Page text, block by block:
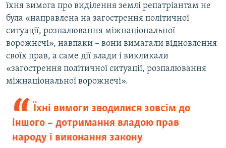
їхня вимога про виділення землі репатріантам не
була «направлена на загострення політичної
ситуації, розпалювання міжнаціональної
ворожнечі», навпаки – вони вимагали відновлення
своїх прав, а саме дії влади і викликали
«загострення політичної ситуації, розпалювання
міжнаціональної ворожнечі».
Їхні вимоги зводилися зовсім до
іншого – дотримання владою прав
народу і виконання закону